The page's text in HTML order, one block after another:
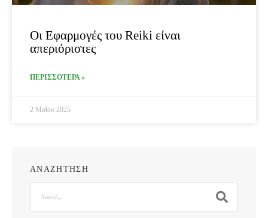
Οι Εφαρμογές του Reiki είναι
απεριόριστες
ΠΕΡΙΣΣΟΤΕΡΑ »
2 Μαΐου 2025
ΑΝΑΖΗΤΗΣΗ